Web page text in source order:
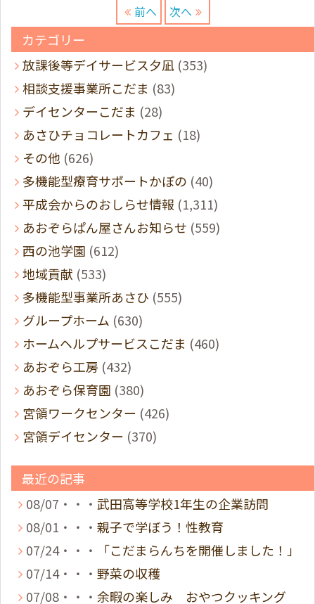
前へ 次へ
カテゴリー
放課後等デイサービス夕凪 (353)
相談支援事業所こだま (83)
デイセンターこだま (28)
あさひチョコレートカフェ (18)
その他 (626)
多機能型療育サポートかぽの (40)
平成会からのおしらせ情報 (1,311)
あおぞらぱん屋さんお知らせ (559)
西の池学園 (612)
地域貢献 (533)
多機能型事業所あさひ (555)
グループホーム (630)
ホームヘルプサービスこだま (460)
あおぞら工房 (432)
あおぞら保育園 (380)
宮領ワークセンター (426)
宮領デイセンター (370)
最近の記事
08/07・・・ 武田高等学校1年生の企業訪問
08/01・・・ 親子で学ぼう！性教育
07/24・・・
「こだまらんちを開催しました！」
07/14・・・ 野菜の収穫
07/08・・・ 余暇の楽しみ おやつクッキング